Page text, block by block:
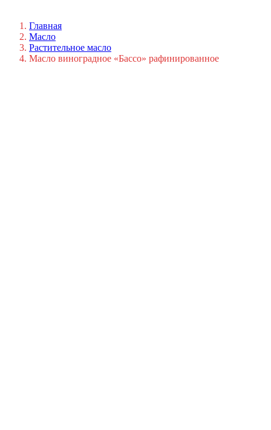
Главная
Масло
Растительное масло
Масло виноградное «Бассо» рафинированное